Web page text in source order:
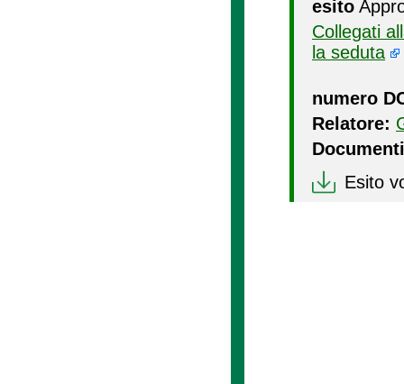
esito
Collegati
la seduta
numero
Relatore:
Esito